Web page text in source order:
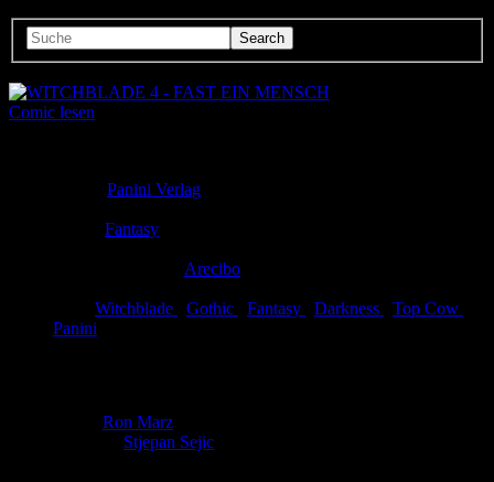
Comic lesen
Panini Verlag
Fantasy
Arecibo
Witchblade Gothic Fantasy Darkness Top Cow
Panini
Ron Marz
Stjepan Sejic